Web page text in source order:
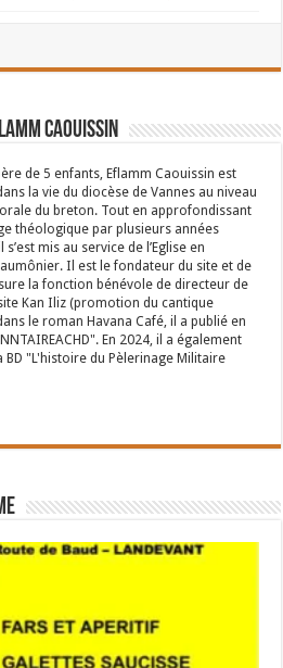
Caouissin
de 5 enfants, Eflamm Caouissin est
la vie du diocèse de Vannes au niveau
du breton. Tout en approfondissant
théologique par plusieurs années
s’est mis au service de l’Eglise en
Il est le fondateur du site et de
la fonction bénévole de directeur de
Kan Iliz (promotion du cantique
le roman Havana Café, il a publié en
En 2024, il a également
BD "L'histoire du Pèlerinage Militaire